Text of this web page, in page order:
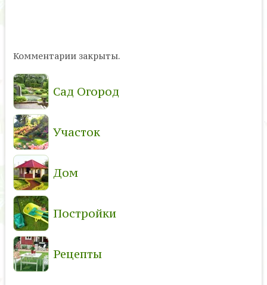
Комментарии закрыты.
Сад Огород
Участок
Дом
Постройки
Рецепты